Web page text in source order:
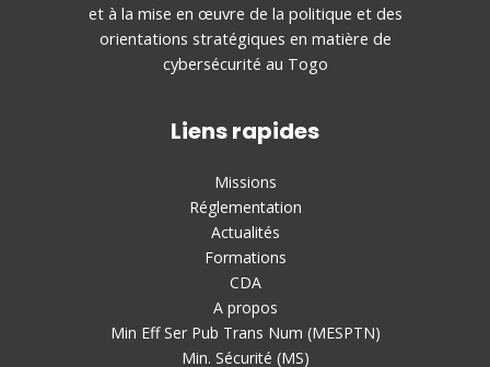
et à la mise en œuvre de la politique et des
orientations stratégiques en matière de
cybersécurité au Togo
Liens rapides
Missions
Réglementation
Actualités
Formations
CDA
A propos
Min Eff Ser Pub Trans Num (MESPTN)
Min. Sécurité (MS)